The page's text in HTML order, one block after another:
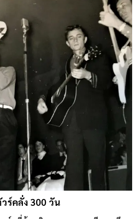
ทัวร์คลั่ง 300 วัน